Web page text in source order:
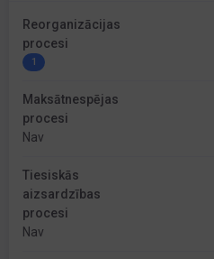
Reorganizācijas
procesi
1
Maksātnespējas
procesi
Nav
Tiesiskās
aizsardzības
procesi
Nav